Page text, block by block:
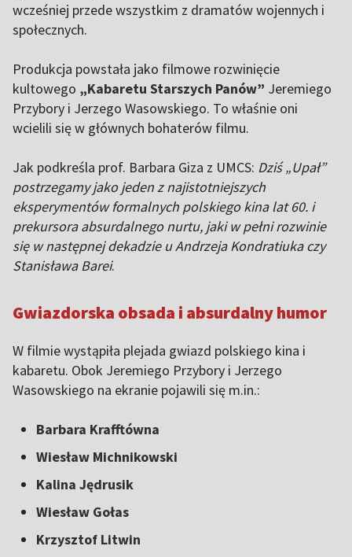
wcześniej przede wszystkim z dramatów wojennych i
społecznych.
Produkcja powstała jako filmowe rozwinięcie
kultowego „Kabaretu Starszych Panów” Jeremiego
Przybory i Jerzego Wasowskiego. To właśnie oni
wcielili się w głównych bohaterów filmu.
Jak podkreśla prof. Barbara Giza z UMCS: Dziś „Upał”
postrzegamy jako jeden z najistotniejszych
eksperymentów formalnych polskiego kina lat 60. i
prekursora absurdalnego nurtu, jaki w pełni rozwinie
się w następnej dekadzie u Andrzeja Kondratiuka czy
Stanisława Barei.
Gwiazdorska obsada i absurdalny humor
W filmie wystąpiła plejada gwiazd polskiego kina i
kabaretu. Obok Jeremiego Przybory i Jerzego
Wasowskiego na ekranie pojawili się m.in.:
Barbara Krafftówna
Wiesław Michnikowski
Kalina Jędrusik
Wiesław Gołas
Krzysztof Litwin